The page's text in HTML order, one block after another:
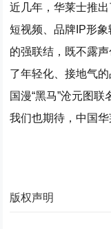
近几年，华莱士推
短视频、品牌IP形
的强联结，既不露
了年轻化、接地气
国漫“黑马”沧元图
我们也期待，中国
版权声明